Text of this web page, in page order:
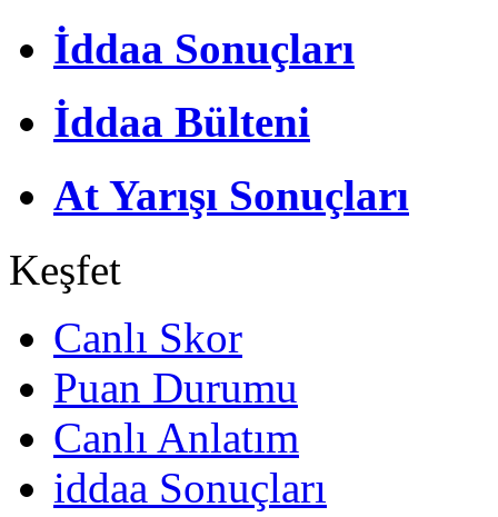
İddaa Sonuçları
İddaa Bülteni
At Yarışı Sonuçları
Keşfet
Canlı Skor
Puan Durumu
Canlı Anlatım
iddaa Sonuçları